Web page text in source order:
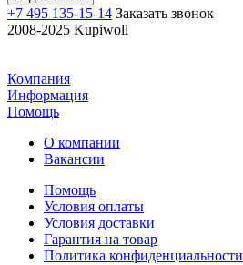
+7 495 135-15-14 Заказать звонок
2008-2025 Kupiwoll
Компания
Информация
Помощь
О компании
Вакансии
Помощь
Условия оплаты
Условия доставки
Гарантия на товар
Политика конфиденциальности